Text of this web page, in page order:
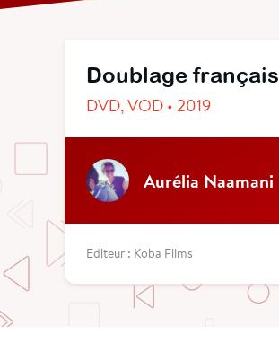
Doublage français
DVD, VOD • 2019
Aurélia Naamani
Editeur : Koba Films